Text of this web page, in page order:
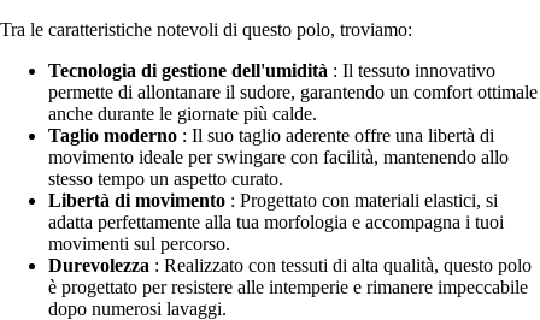
Tra le caratteristiche notevoli di questo polo, troviamo:
Tecnologia di gestione dell'umidità : Il tessuto innovativo
permette di allontanare il sudore, garantendo un comfort ottimale
anche durante le giornate più calde.
Taglio moderno : Il suo taglio aderente offre una libertà di
movimento ideale per swingare con facilità, mantenendo allo
stesso tempo un aspetto curato.
Libertà di movimento : Progettato con materiali elastici, si
adatta perfettamente alla tua morfologia e accompagna i tuoi
movimenti sul percorso.
Durevolezza : Realizzato con tessuti di alta qualità, questo polo
è progettato per resistere alle intemperie e rimanere impeccabile
dopo numerosi lavaggi.